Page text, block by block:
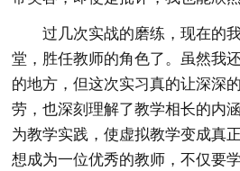
过几次实战的磨练，现在的
堂，胜任教师的角色了。虽然我
的地方，但这次实习真的让深深
劳，也深刻理解了教学相长的内
为教学实践，使虚拟教学变成真
想成为一位优秀的教师，不仅要